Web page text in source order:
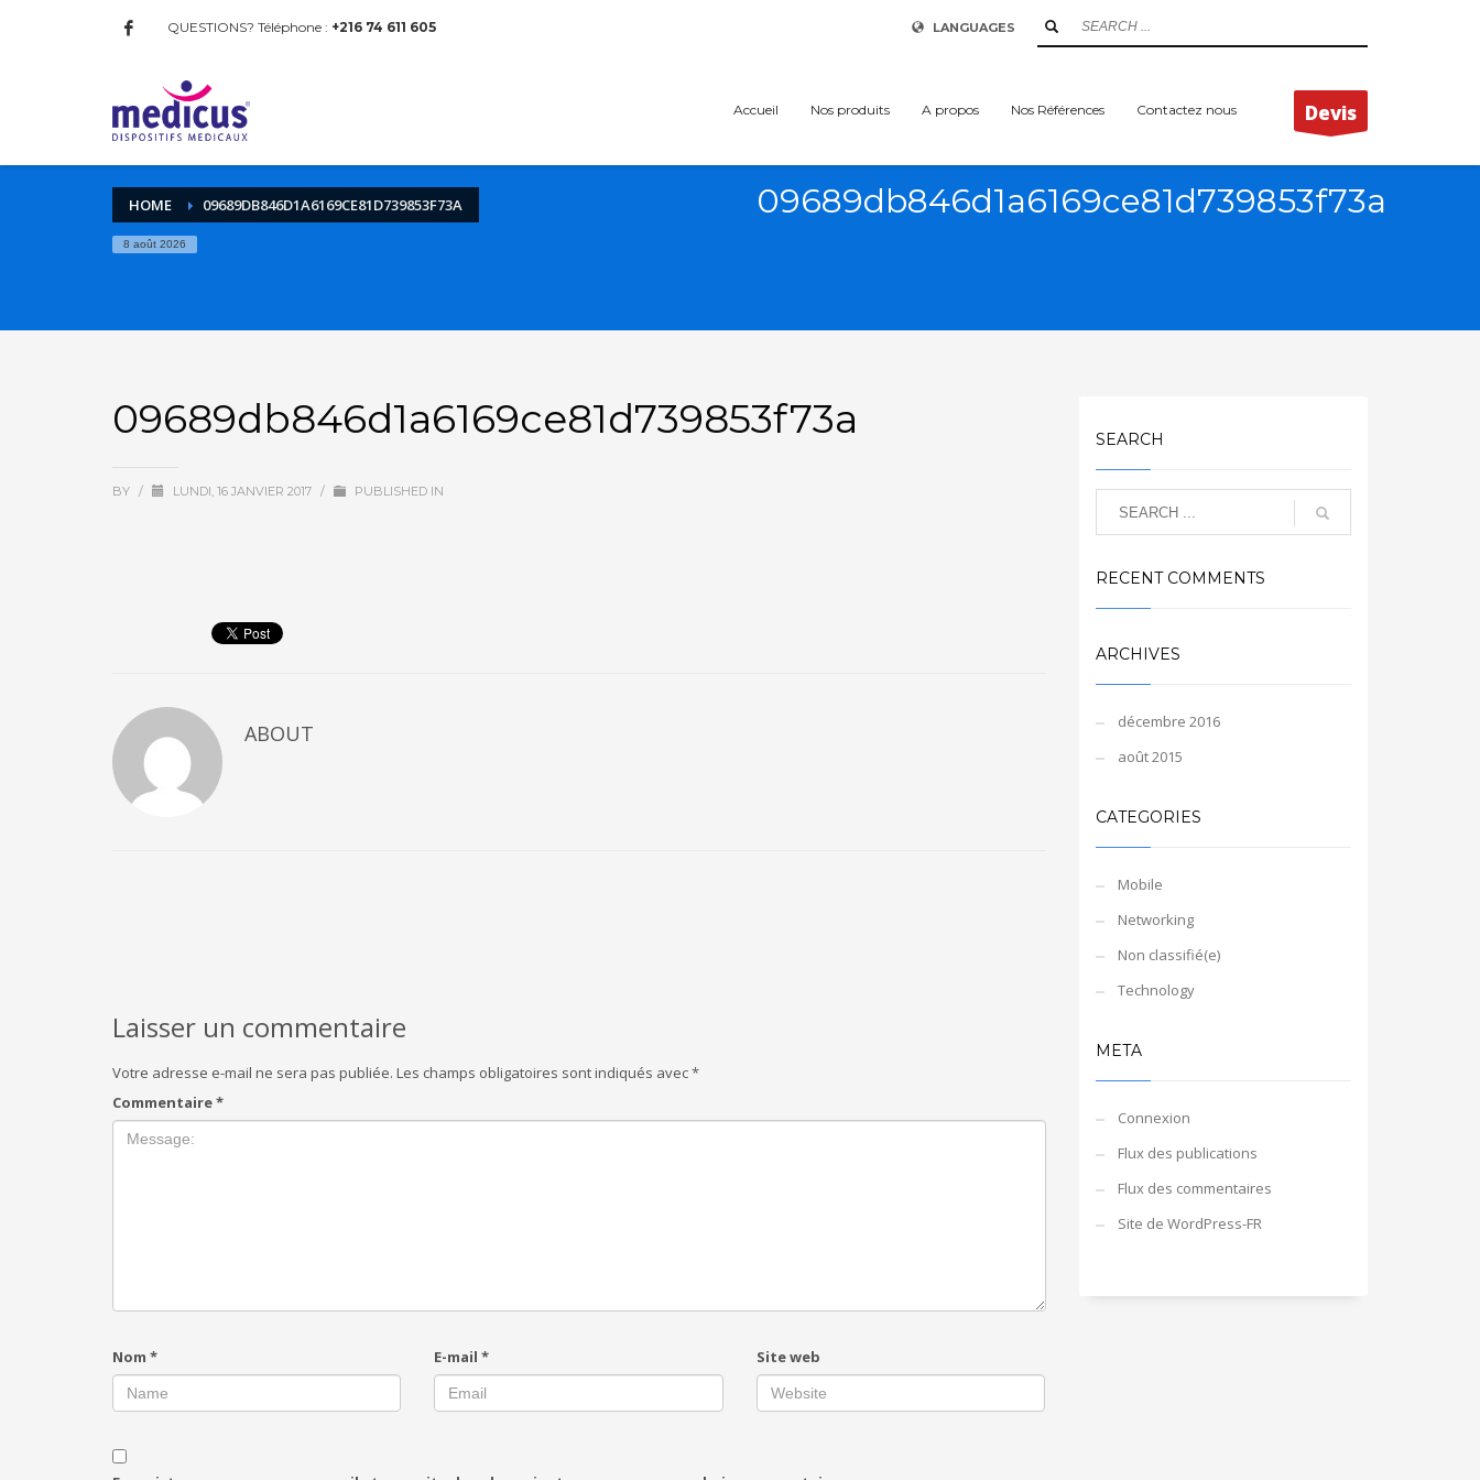
QUESTIONS? Téléphone : +216 74 611 605 LANGUAGES
Accueil Nos produits A propos Nos Références Contactez nous Devis
HOME 09689DB846D1A6169CE81D739853F73A
8 août 2026
09689db846d1a6169ce81d739853f73a
09689db846d1a6169ce81d739853f73a
BY / LUNDI, 16 JANVIER 2017 / PUBLISHED IN
ABOUT
Laisser un commentaire
Votre adresse e-mail ne sera pas publiée. Les champs obligatoires sont indiqués avec*
Commentaire*
Nom * E-mail* Site web
SEARCH
RECENT COMMENTS
ARCHIVES
décembre 2016
août 2015
CATEGORIES
Mobile
Networking
Non classifié(e)
Technology
META
Connexion
Flux des publications
Flux des commentaires
Site de WordPress-FR